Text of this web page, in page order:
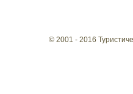
© 2001 - 2016